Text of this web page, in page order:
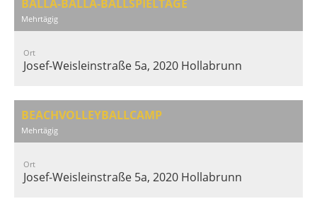
BALLA-BALLA-BALLSPIELTAGE
Mehrtägig
Ort
Josef-Weisleinstraße 5a, 2020 Hollabrunn
BEACHVOLLEYBALLCAMP
Mehrtägig
Ort
Josef-Weisleinstraße 5a, 2020 Hollabrunn